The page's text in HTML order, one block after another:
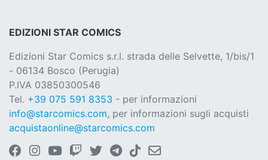
EDIZIONI STAR COMICS
Edizioni Star Comics s.r.l. strada delle Selvette, 1/bis/1
- 06134 Bosco (Perugia)
P.IVA 03850300546
Tel. +39 075 591 8353 - per informazioni
info@starcomics.com, per informazioni sugli acquisti
acquistaonline@starcomics.com